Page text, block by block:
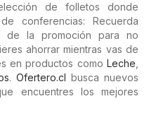
de folletos donde
conferencias: Recuerda
de la promoción para no
ahorrar mientras vas de
en productos como Leche
.Ofertero.cl busca nuevos
encuentres los mejores